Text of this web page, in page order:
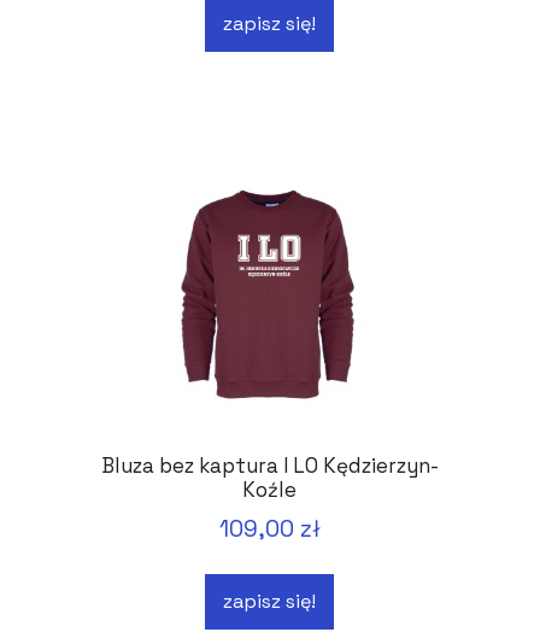
zapisz się!
Bluza bez kaptura I LO Kędzierzyn-
Koźle
109,00 zł
zapisz się!